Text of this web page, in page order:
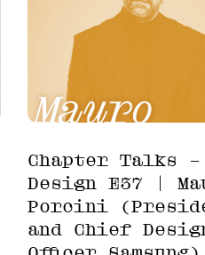
Chapter Talks –
Design E37 |
Porcini
and Chief